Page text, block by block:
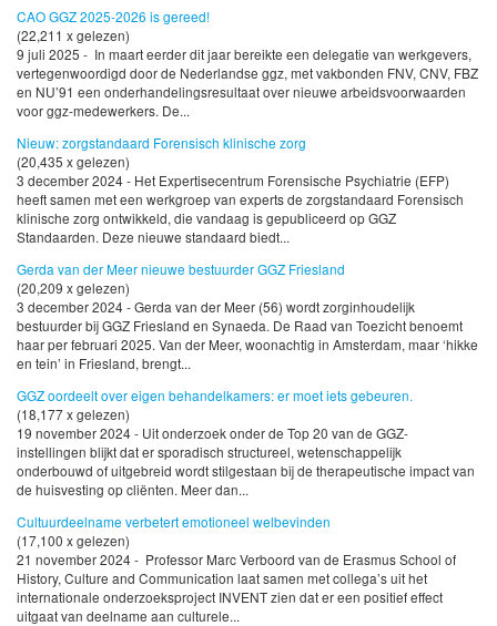
CAO GGZ 2025-2026 is gereed!
(22,211 x gelezen)
9 juli 2025 - In maart eerder dit jaar bereikte een delegatie van werkgevers,
vertegenwoordigd door de Nederlandse ggz, met vakbonden FNV, CNV, FBZ
en NU’91 een onderhandelingsresultaat over nieuwe arbeidsvoorwaarden
voor ggz-medewerkers. De...
Nieuw: zorgstandaard Forensisch klinische zorg
(20,435 x gelezen)
3 december 2024 - Het Expertisecentrum Forensische Psychiatrie (EFP)
heeft samen met een werkgroep van experts de zorgstandaard Forensisch
klinische zorg ontwikkeld, die vandaag is gepubliceerd op GGZ
Standaarden. Deze nieuwe standaard biedt...
Gerda van der Meer nieuwe bestuurder GGZ Friesland
(20,209 x gelezen)
3 december 2024 - Gerda van der Meer (56) wordt zorginhoudelijk
bestuurder bij GGZ Friesland en Synaeda. De Raad van Toezicht benoemt
haar per februari 2025. Van der Meer, woonachtig in Amsterdam, maar ‘hikke
en tein’ in Friesland, brengt...
GGZ oordeelt over eigen behandelkamers: er moet iets gebeuren.
(18,177 x gelezen)
19 november 2024 - Uit onderzoek onder de Top 20 van de GGZ-
instellingen blijkt dat er sporadisch structureel, wetenschappelijk
onderbouwd of uitgebreid wordt stilgestaan bij de therapeutische impact van
de huisvesting op cliënten. Meer dan...
Cultuurdeelname verbetert emotioneel welbevinden
(17,100 x gelezen)
21 november 2024 - Professor Marc Verboord van de Erasmus School of
History, Culture and Communication laat samen met collega’s uit het
internationale onderzoeksproject INVENT zien dat er een positief effect
uitgaat van deelname aan culturele...